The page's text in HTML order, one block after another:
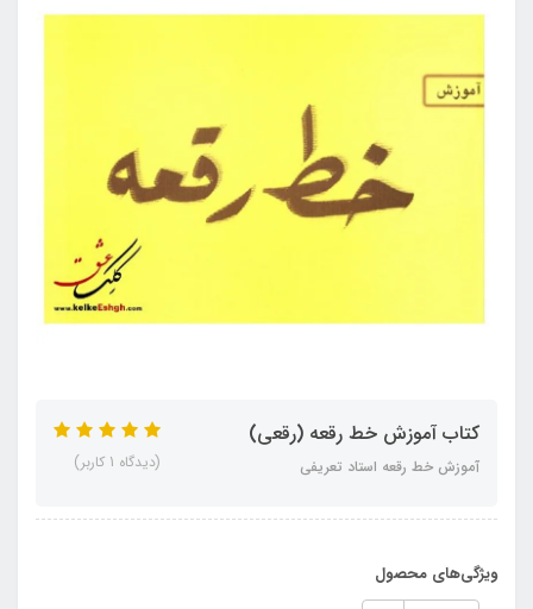
کتاب آموزش خط رقعه (رقعی)
آموزش خط رقعه استاد تعریفی (دیدگاه 1 کاربر)
ویژگی‌های محصول